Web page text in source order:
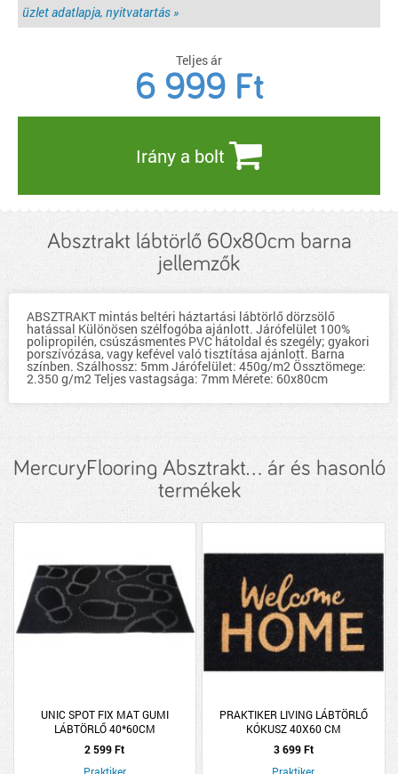
üzlet adatlapja, nyitvatartás »
Teljes ár
6 999 Ft
Irány a bolt
Absztrakt lábtörlő 60x80cm barna
jellemzők
ABSZTRAKT mintás beltéri háztartási lábtörlő dörzsölő
hatással Különösen szélfogóba ajánlott. Járófelület 100%
polipropilén, csúszásmentes PVC hátoldal és szegély; gyakori
porszívózása, vagy kefével való tisztítása ajánlott. Barna
színben. Szálhossz: 5mm Járófelület: 450g/m2 Össztömege:
2.350 g/m2 Teljes vastagsága: 7mm Mérete: 60x80cm
MercuryFlooring Absztrakt... ár és hasonló
termékek
UNIC SPOT FIX MAT GUMI
LÁBTÖRLŐ 40*60CM
2 599 Ft
Praktiker
PRAKTIKER LIVING LÁBTÖRLŐ
KÓKUSZ 40X60 CM
3 699 Ft
Praktiker